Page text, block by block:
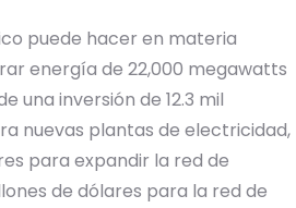
puede hacer en materia
energía de 22,000 megawatts
una inversión de 12.3 mil
nuevas plantas de electricidad,
para expandir la red de
de dólares para la red de